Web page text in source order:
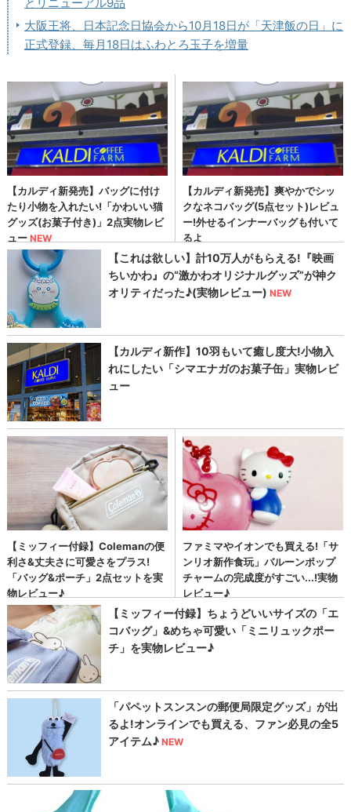
大阪王将、日本記念日協会から10月18日が「天津飯の日」に
正式登録、毎月18日はふわとろ玉子を増量